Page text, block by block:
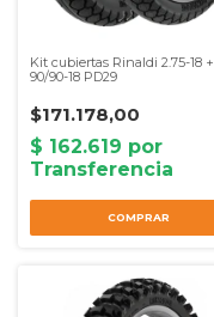
Kit cubiertas Rinaldi 2.75-18 +
90/90-18 PD29
$171.178,00
COMPRAR